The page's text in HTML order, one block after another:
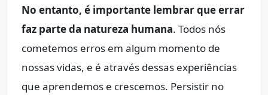
No entanto, é importante lembrar que errar
faz parte da natureza humana. Todos nós
cometemos erros em algum momento de
nossas vidas, e é através dessas experiências
que aprendemos e crescemos. Persistir no